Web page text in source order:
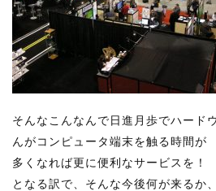
そんなこんなんで日進月歩でハード
んがコンピュータ端末を触る時間が
多くなれば更に便利なサービスを！
となる訳で、そんな今後何が来るか